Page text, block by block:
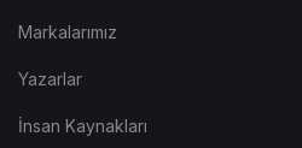
Markalarımız
Yazarlar
İnsan Kaynakları